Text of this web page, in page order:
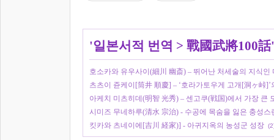
'일본서적 번역 > 戰國武將100話
호소카와 유우사이(細川 幽斎) – 뛰어난 처세술의 지식인
츠츠이 쥰케이[筒井 順慶] – ‘호라가토우게 고개[洞ヶ峠
아케치 미츠히데(明智 光秀) – 센고쿠(戦国)에서 가장 큰
시미즈 무네하루(清水 宗治) - 수공에 목숨을 잃은 충성스
킷카와 츠네이에[吉川 経家)] - 아귀지옥의 농성군 성장